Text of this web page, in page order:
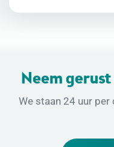
Neem
We staan 24 uur per